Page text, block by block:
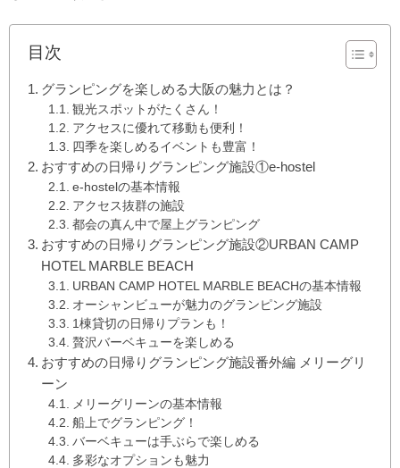
目次
グランピングを楽しめる大阪の魅力とは？
観光スポットがたくさん！
アクセスに優れて移動も便利！
四季を楽しめるイベントも豊富！
おすすめの日帰りグランピング施設①e-hostel
e-hostelの基本情報
アクセス抜群の施設
都会の真ん中で屋上グランピング
おすすめの日帰りグランピング施設②URBAN CAMP
HOTEL MARBLE BEACH
URBAN CAMP HOTEL MARBLE BEACHの基本情報
オーシャンビューが魅力のグランピング施設
1棟貸切の日帰りプランも！
贅沢バーベキューを楽しめる
おすすめの日帰りグランピング施設番外編 メリーグリ
ーン
メリーグリーンの基本情報
船上でグランピング！
バーベキューは手ぶらで楽しめる
多彩なオプションも魅力